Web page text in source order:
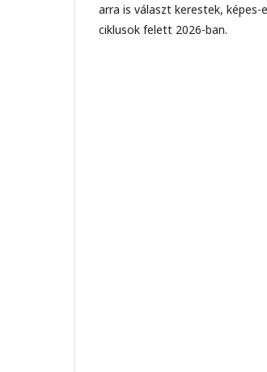
arra is választ kerestek,
ciklusok felett 2026-ban.